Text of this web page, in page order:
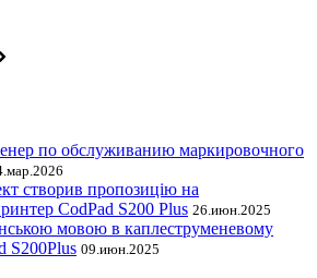
по обслуживанию маркировочного
створив пропозицію на
CodPad S200 Plus 26.июн.2025
мовою в каплеструменевому
S200Plus 09.июн.2025